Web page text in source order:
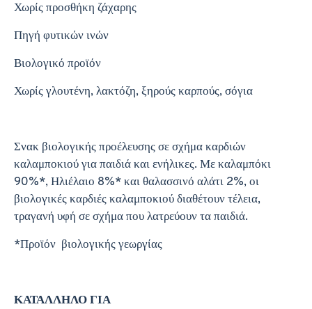
Χωρίς προσθήκη ζάχαρης
Πηγή φυτικών ινών
Βιολογικό προϊόν
Χωρίς γλουτένη, λακτόζη, ξηρούς καρπούς, σόγια
Σνακ βιολογικής προέλευσης σε σχήμα καρδιών
καλαμποκιού για παιδιά και ενήλικες. Με καλαμπόκι
90%*, Ηλιέλαιο 8%* και θαλασσινό αλάτι 2%, οι
βιολογικές καρδιές καλαμποκιού διαθέτουν τέλεια,
τραγανή υφή σε σχήμα που λατρεύουν τα παιδιά.
*Προϊόν βιολογικής γεωργίας
ΚΑΤΑΛΛΗΛΟ ΓΙΑ